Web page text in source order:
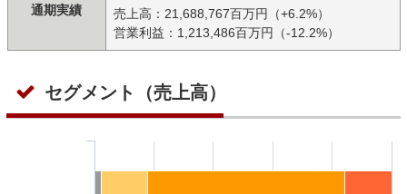
通期実績
売上高：21,688,767百万円（+6.2%）
営業利益：1,213,486百万円（-12.2%）
セグメント（売上高）